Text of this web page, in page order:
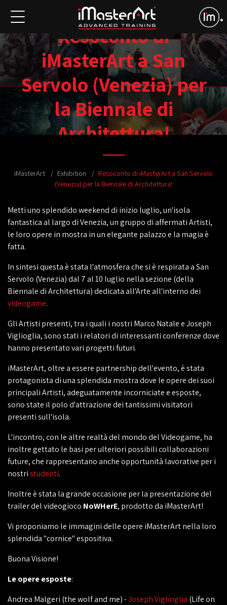
Resoconto di
iMasterArt a San
Servolo (Venezia) per
la Biennale di
Architettura!
iMasterArt Exhibition
Resoconto di iMasterArt a San Servolo
(Venezia) per la Biennale di Architettura!
Metti uno splendido weekend di inizio luglio, un'isola
fantastica al largo di Venezia, un gruppo di affermati Artisti,
le loro opere in mostra in un elegante palazzo e la magia è
fatta.
In sintesi questa è stata l'atmosfera che si è respirata a San
Servolo (Venezia) dal 7 al 10 luglio nella sezione (della
Biennale di Architettura) dedicata all'Arte all'interno dei
videogame.
Gli Artisti presenti, tra i quali i nostri Marco Natale e Joseph
Viglioglia, sono stati i relatori di interessanti conferenze dove
hanno presentato vari progetti futuri.
iMasterArt, oltre a essere partnership dell'evento, è stata
protagonista di una splendida mostra dove le opere dei suoi
principali Artisti, adeguatamente incorniciate e esposte,
sono state il polo d'attrazione dei tantissimi visitatori
presenti sull'isola.
L'incontro, con le altre realtà del mondo del Videogame, ha
inoltre gettato le basi per ulteriori possibili collaborazioni
future, che rappresentano anche opportunità lavorative per i
nostristudenti.
Inoltre è stata la grande occasione per la presentazione del
trailer del videogioco NoWHerE, prodotto da iMasterArt!
Vi proponiamo le immagini delle opere iMasterArt nella loro
splendida "cornice" espositiva.
Buona Visione!
Le opere esposte:
Andrea Malgeri (the wolf and me) -Joseph Viglioglia (Life on